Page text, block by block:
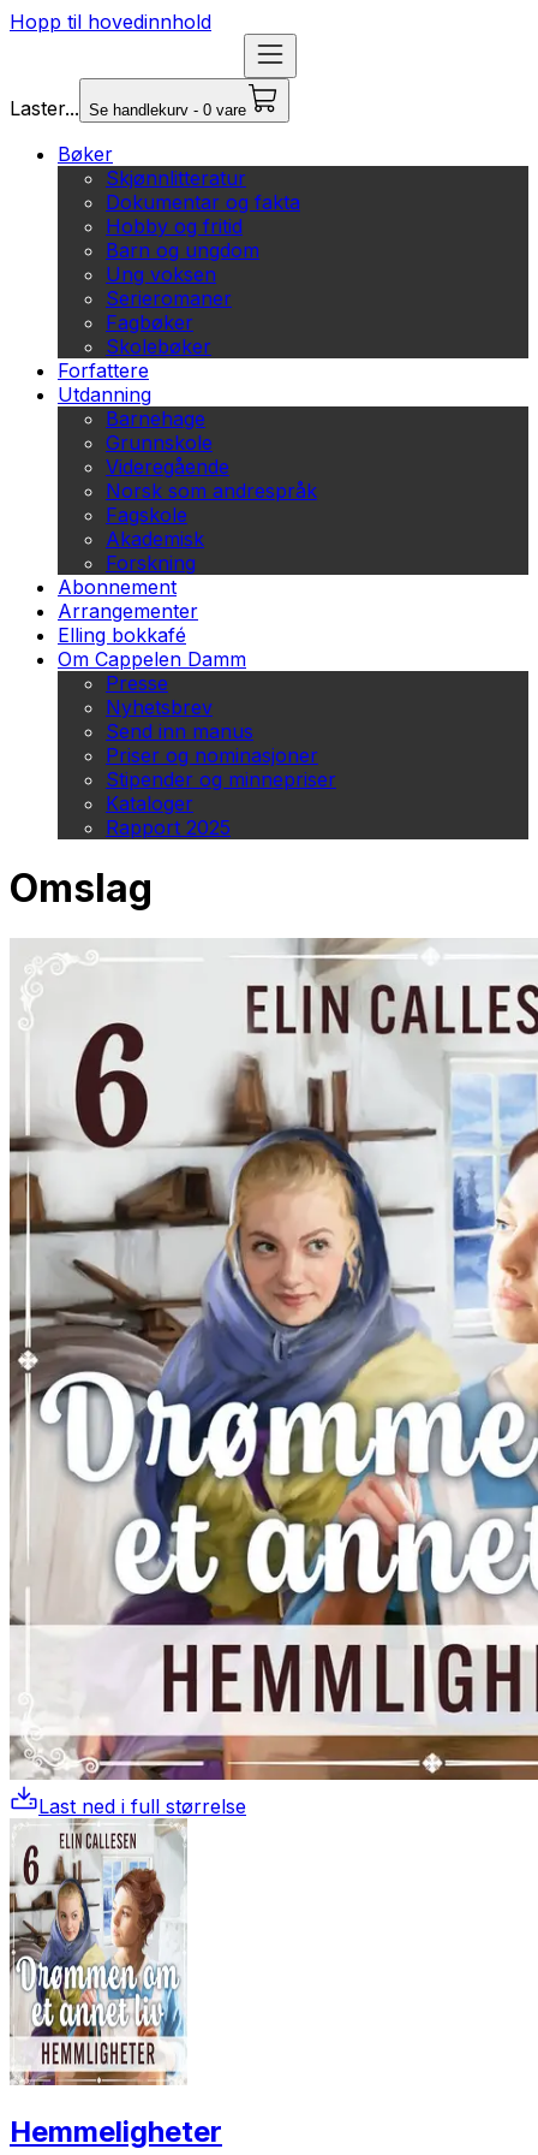
Hopp til hovedinnhold
Laster... Se handlekurv - 0 vare
Bøker
Skjønnlitteratur
Dokumentar og fakta
Hobby og fritid
Barn og ungdom
Ung voksen
Serieromaner
Fagbøker
Skolebøker
Forfattere
Utdanning
Barnehage
Grunnskole
Videregående
Norsk som andrespråk
Fagskole
Akademisk
Forskning
Abonnement
Arrangementer
Elling bokkafé
Om Cappelen Damm
Presse
Nyhetsbrev
Send inn manus
Priser og nominasjoner
Stipender og minnepriser
Kataloger
Rapport 2025
Omslag
Last ned i full størrelse
Hemmeligheter